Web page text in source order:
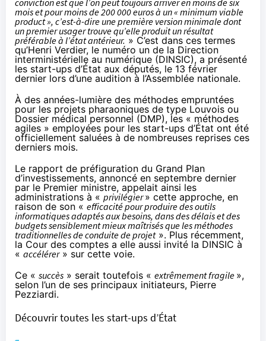
conviction est que l’on peut toujours arriver en moins de six
mois et pour moins de 200 000 euros à un « minimum viable
product », c’est-à-dire une première version minimale dont
un premier usager trouve qu’elle produit un résultat
préférable à l’état antérieur. » C’est dans ces termes
qu’Henri Verdier, le numéro un de la Direction
interministérielle au numérique (DINSIC), a présenté
les start-ups d’État aux députés, le 13 février
dernier lors d’une audition à l’Assemblée nationale.
À des années-lumière des méthodes empruntées
pour les projets pharaoniques de type Louvois ou
Dossier médical personnel (DMP), les « méthodes
agiles » employées pour les start-ups d’État ont été
officiellement saluées à de nombreuses reprises ces
derniers mois.
Le rapport de préfiguration du Grand Plan
d’investissements, annoncé en septembre dernier
par le Premier ministre, appelait ainsi les
administrations à « privilégier» cette approche, en
raison de son « efficacité pour produire des outils
informatiques adaptés aux besoins, dans des délais et des
budgets sensiblement mieux maîtrisés que les méthodes
traditionnelles de conduite de projet». Plus récemment,
la Cour des comptes a elle aussi invité la DINSIC à
« accélérer» sur cette voie.
Ce « succès » serait toutefois « extrêmement fragile »,
selon l’un de ses principaux initiateurs, Pierre
Pezziardi.
Découvrir toutes les start-ups d’État